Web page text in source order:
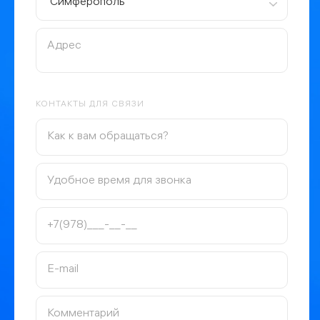
Стабильный оклад, годовые премии, официальное
трудоустройство
График работы: 5/2. Переработки и дежурства
оплачиваются отдельно
амортизацию автомобиля
оборудованием для работы
Если вы хороший специалист мы готовы предоставить
вам достойный оклад и обеспечить его рост
- Обработка информации
- Первичная помощь по установке / настройке /
устранению неисправностей и сбоев оборудования и
ПО по заявкам абонентов;
- Перенаправление заявок на линии технической
- Мониторинг сети, мониторинг подконтрольных
элементов и объектов
Требования:
- Желателен опыт работы в аналогичной сфере
- Уверенный пользователь ПК и офисных программ
- Базовое понимание основ сетевых технологий,
работы и настроек сетевого оборудования таких как
Wi-Fi роутер, USB модемы, сетевые карты
- Доброжелательное общение и способность ясно
излагать свои мысли
- Способность искать решения проблемы
самостоятельно
- Коммуникабельность, целеустремлённость, быстрая
Симферополь
КОНТАКТЫ ДЛЯ СВЯЗИ